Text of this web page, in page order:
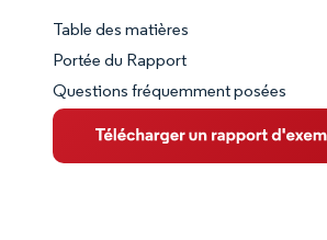
Aperçu du marché
VUE D’ENSEMBLE DU MARCHÉ
Principales tendances du marché
Table des matières
Portée du Rapport
Questions fréquemment posées